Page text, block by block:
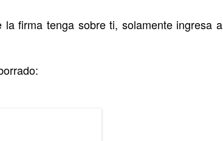
firma tenga sobre ti, solamente ingresa a